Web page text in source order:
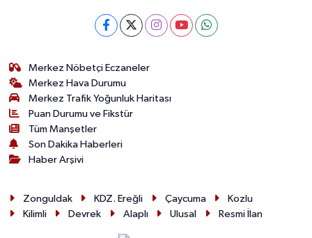
Merkez Nöbetçi Eczaneler
Merkez Hava Durumu
Merkez Trafik Yoğunluk Haritası
Puan Durumu ve Fikstür
Tüm Manşetler
Son Dakika Haberleri
Haber Arşivi
Zonguldak KDZ. Ereğli Çaycuma
Kozlu
Kilimli
Devrek Alaplı Ulusal Resmi İlan